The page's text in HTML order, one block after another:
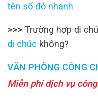
tên sổ đỏ nhanh
>>> Trường hợp di
di chúc không?
VĂN PHÒNG CÔNG
Miễn phí dịch vụ